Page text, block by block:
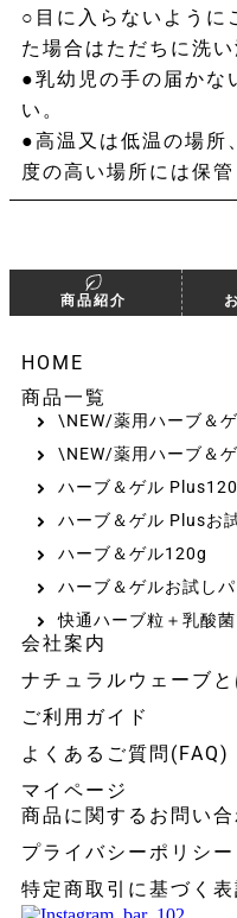
○目に入らないように
た場合はただちに洗い
●乳幼児の手の届かな
い。
●高温又は低温の場所
度の高い場所には保
商品紹介
HOME
商品一覧
\NEW/薬用ハーブ＆
\NEW/薬用ハーブ＆
ハーブ＆ゲル
ハーブ＆ゲル Plusお
ハーブ＆ゲル120g
ハーブ＆ゲルお試しパ
快通ハーブ粒＋乳酸
会社案内
ナチュラルウェーブと
ご利用ガイド
よくあるご質問(FAQ)
マイページ
商品に関するお問い
プライバシーポリシー
特定商取引に基づく表